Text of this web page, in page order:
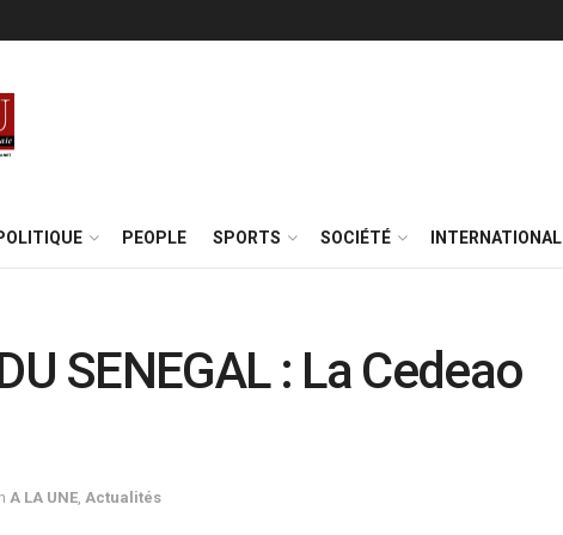
PEOPLE SPORTS SOCIÉTÉ INTERNATIONAL
SENEGAL : La Cedeao
A LA UNE Actualités